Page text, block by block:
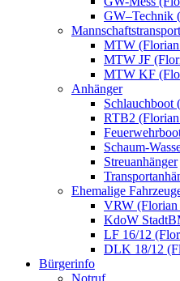
GW–Technik
MTW
MTW JF
MTW KF
Anhänger
Schlauchboot
RTB2
Schaum-
Streuanhänger
Ehemalige
VRW (Florian
KdoW
LF 16/12
DLK 18/12
Bürgerinfo
Notruf